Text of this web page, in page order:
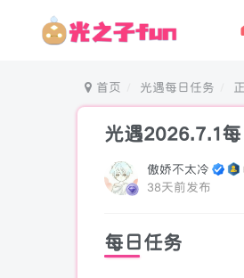
首页 光遇每日任务
光遇2026.7.1
傲娇不太冷
38天前发布
每日任务